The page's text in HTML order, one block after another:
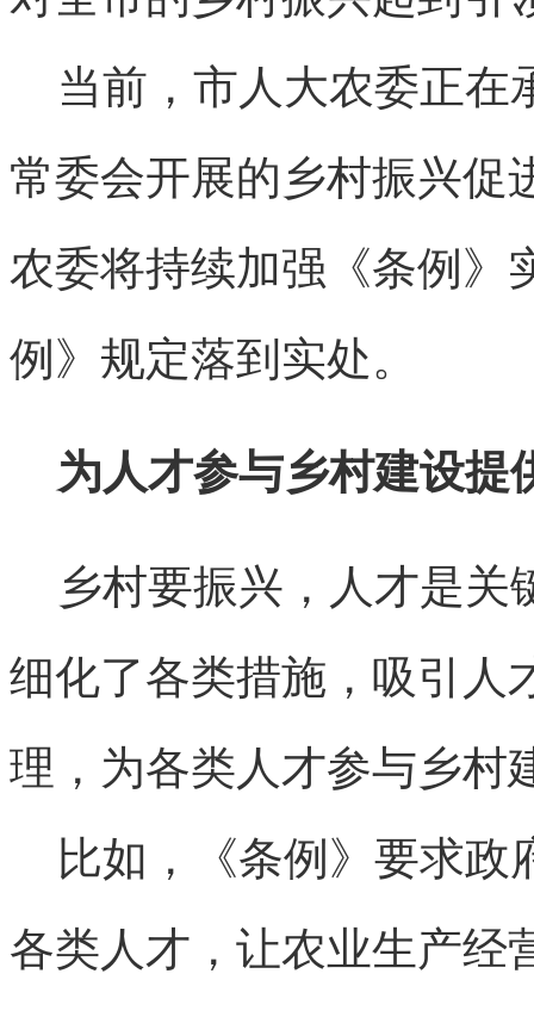
当前，市人大农委正在
常委会开展的乡村振兴促
农委将持续加强《条例》
例》规定落到实处。
为人才参与乡村建设提
乡村要振兴，人才是关
细化了各类措施，吸引人
理，为各类人才参与乡村
比如，《条例》要求政
各类人才，让农业生产经